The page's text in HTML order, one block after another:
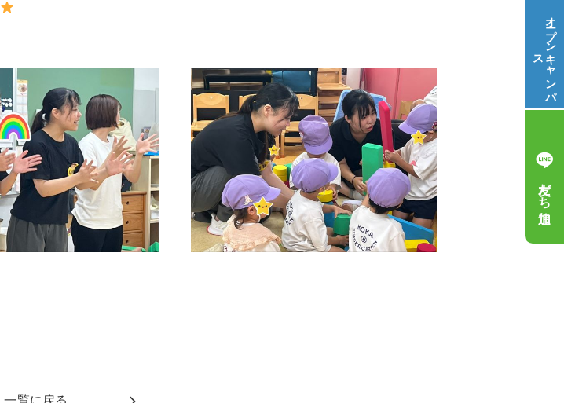
オープン
キ
ャ
ン
パ
ス
友だち追加